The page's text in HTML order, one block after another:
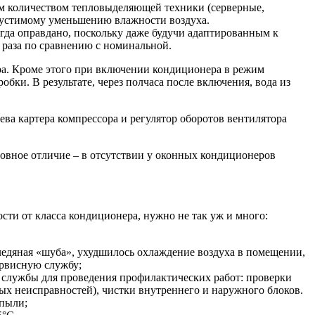
количеством тепловыделяющей техники (серверные,
уменьшению влажности воздуха.
оправдано, поскольку даже будучи адаптированным к
по сравнению с номинальной.
Кроме этого при включении кондиционера в режим
В результате, через полчаса после включения, вода из
картера компрессора и регулятор оборотов вентилятора
отличие – в отсутствии у оконных кондиционеров
от класса кондиционера, нужно не так уж и много:
«шуба», ухудшилось охлаждение воздуха в помещении,
службу;
для проведения профилактических работ: проверки
неисправностей), чистки внутреннего и наружного блоков.